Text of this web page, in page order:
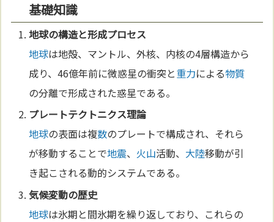
基礎知識
地球の構造と形成プロセス
地球は地殻、マントル、外核、内核の4層構造から
成り、46億年前に微惑星の衝突と重力による物質
の分離で形成された惑星である。
プレートテクトニクス理論
地球の表面は複数のプレートで構成され、それら
が移動することで地震、 火山活動、 大陸移動が引
き起こされる動的システムである。
気候変動の歴史
地球は氷期と間氷期を繰り返しており、これらの